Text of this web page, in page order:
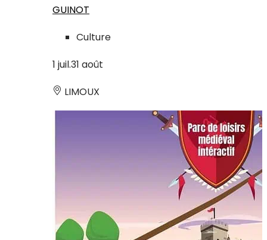
GUINOT
Culture
1 juil.31 août
LIMOUX